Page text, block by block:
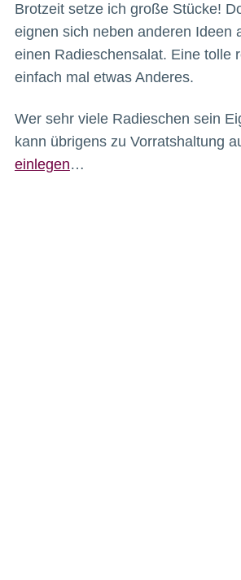
Brotzeit setze ich große Stücke!
eignen sich neben anderen Ideen
einen Radieschensalat. Eine tolle
einfach mal etwas Anderes.
Wer sehr viele Radieschen sein
kann übrigens zu Vorratshaltung
einlegen…